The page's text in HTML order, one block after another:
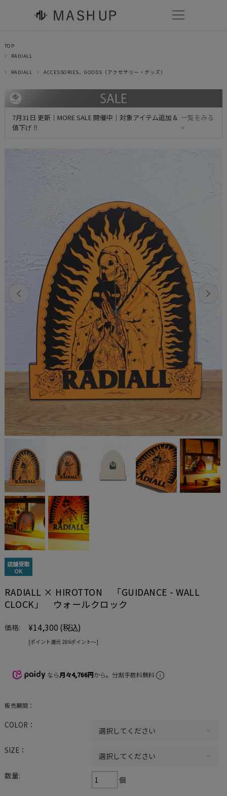
TOP
RADIALL
RADIALL ACCESSORIES、GOODS（アクセサリー・グッズ）
7月31日 更新｜MORE SALE 開催中｜対象アイテム追加＆
値下げ ‼
一覧をみる
>
店舗受取
OK
RADIALL × HIROTTON 「GUIDANCE - WALL
CLOCK」 ウォールクロック
価格: ¥14,300 (税込)
[ポイント還元 286ポイント〜]
なら月々4,766円から。分割手数料無料
販売期間：
COLOR：
SIZE：
数量: 個